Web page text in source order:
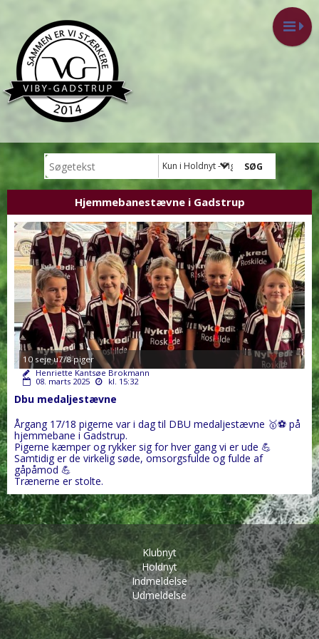
Kun i Holdnyt - Pigefodbold
Hjemmebanestævne i Gadstrup
10 seje u7/8 piger
Henriette Kantsøe Brokmann
08. marts 2025
kl. 15:32
Dbu medaljestævne
Årgang 17/18 pigerne var i dag til DBU medaljestævne 🥇⚽️ på
hjemmebane i Gadstrup.
Pigerne kæmper og rykker sig for hver gang vi er ude 💪
Samtidig er de virkelig søde, omsorgsfulde og fulde af
gåpåmod 💪
Trænerne er stolte.
Klubnyt
Holdnyt
Indmeldelse
Udmeldelse